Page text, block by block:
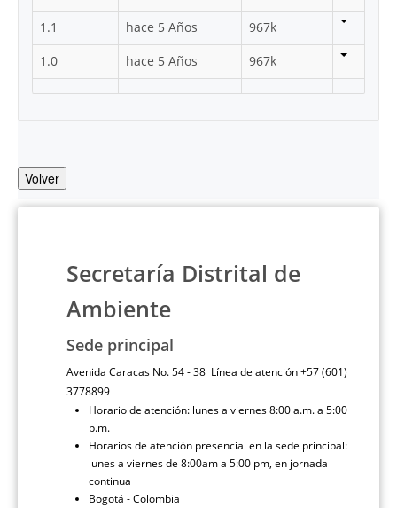
1.1
hace 5 Años
967k
1.0
hace 5 Años 967k
Volver
Secretaría Distrital de
Ambiente
Sede principal
Avenida Caracas No. 54 - 38 Línea de atención +57 (601)
3778899
Horario de atención: lunes a viernes 8:00 a.m. a 5:00
p.m.
Horarios de atención presencial en la sede principal:
lunes a viernes de 8:00am a 5:00 pm, en jornada
continua
Bogotá - Colombia